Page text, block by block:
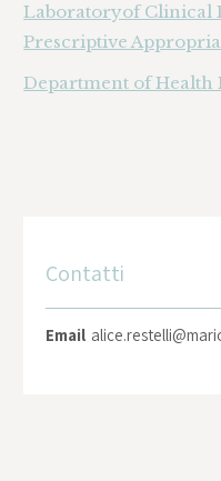
Laboratoryof Clinical
Prescriptive
Department of Health
Contatti
Email